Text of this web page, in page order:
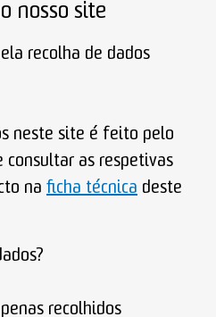
nosso site
recolha de dados
neste site é feito pelo
consultar as respetivas
na ficha técnica deste
recolhidos